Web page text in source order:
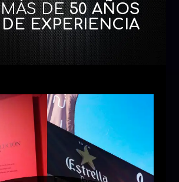
MÁS DE50 AÑOS
DE EXPERIENCIA